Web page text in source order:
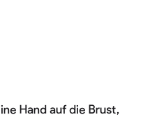
Hand auf die Brust,